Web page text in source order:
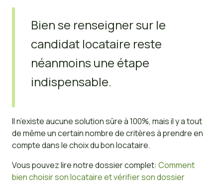
Bien se renseigner sur le
candidat locataire reste
néanmoins une étape
indispensable.
Il n’existe aucune solution sûre à 100%, mais il y a tout
de même un certain nombre de critères à prendre en
compte dans le choix du bon locataire.
Vous pouvez lire notre dossier complet: Comment
bien choisir son locataire et vérifier son dossier